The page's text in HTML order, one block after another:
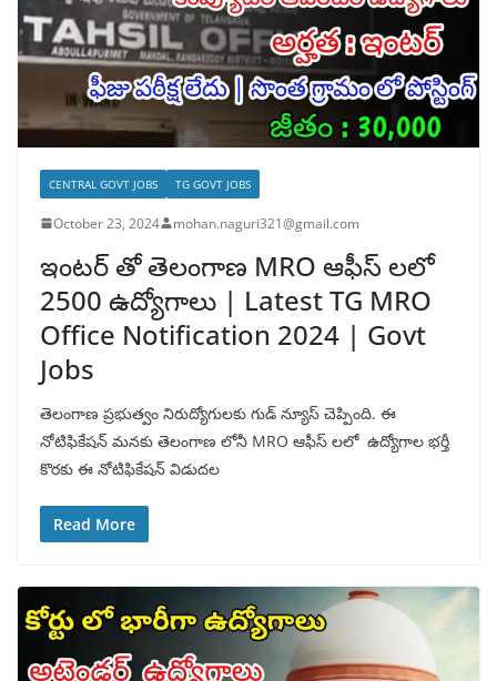
CENTRAL GOVT JOBS TG GOVT JOBS
October 23, 2024 mohan.naguri321@gmail.com
ఇంటర్ తో తెలంగాణ MRO ఆఫీస్ లలో
2500 ఉద్యోగాలు | Latest TG MRO
Office Notification 2024 | Govt
Jobs
తెలంగాణ ప్రభుత్వం నిరుద్యోగులకు గుడ్ న్యూస్ చెప్పింది. ఈ
నోటిఫికేషన్ మనకు తెలంగాణ లోనీ MRO ఆఫీస్ లలో ఉద్యోగాల భర్తీ
కొరకు ఈ నోటిఫికేషన్ విడుదల
Read More